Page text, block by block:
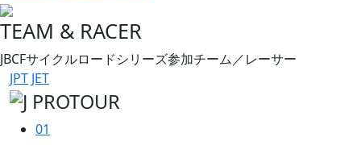
TEAM & RACER
JBCFサイクルロードシリーズ参加チーム／レーサー
JPT JET
01